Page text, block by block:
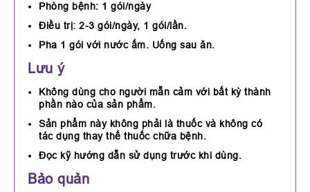
Phòng bệnh: 1 gói/ngày
Điều trị: 2-3 gói/ngày, 1 gói/lần.
Pha 1 gói với nước ấm. Uống sau ăn.
Lưu ý
Không dùng cho người mẫn cảm với bất kỳ thành
phần nào của sản phẩm.
Sản phẩm này không phải là thuốc và không có
tác dụng thay thế thuốc chữa bệnh.
Đọc kỹ hướng dẫn sử dụng trước khi dùng.
Bảo quản